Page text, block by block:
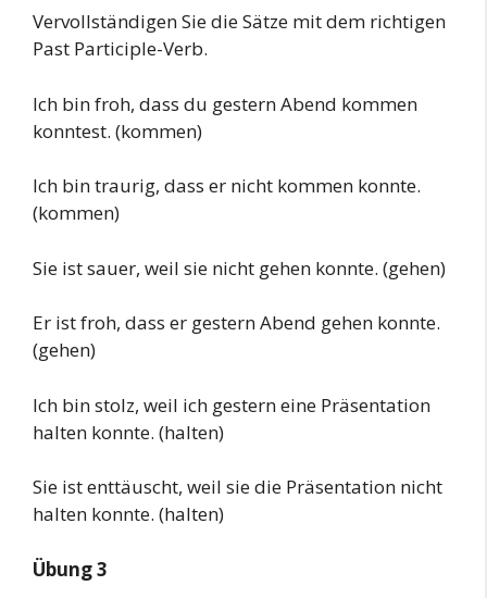
Vervollständigen Sie die Sätze mit dem richtigen
Past Participle-Verb.
Ich bin froh, dass du gestern Abend kommen
konntest. (kommen)
Ich bin traurig, dass er nicht kommen konnte.
(kommen)
Sie ist sauer, weil sie nicht gehen konnte. (gehen)
Er ist froh, dass er gestern Abend gehen konnte.
(gehen)
Ich bin stolz, weil ich gestern eine Präsentation
halten konnte. (halten)
Sie ist enttäuscht, weil sie die Präsentation nicht
halten konnte. (halten)
Übung 3